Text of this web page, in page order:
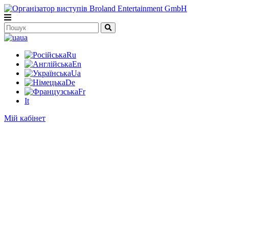
ua
Ru
En
Ua
De
Fr
It
Мій кабінет